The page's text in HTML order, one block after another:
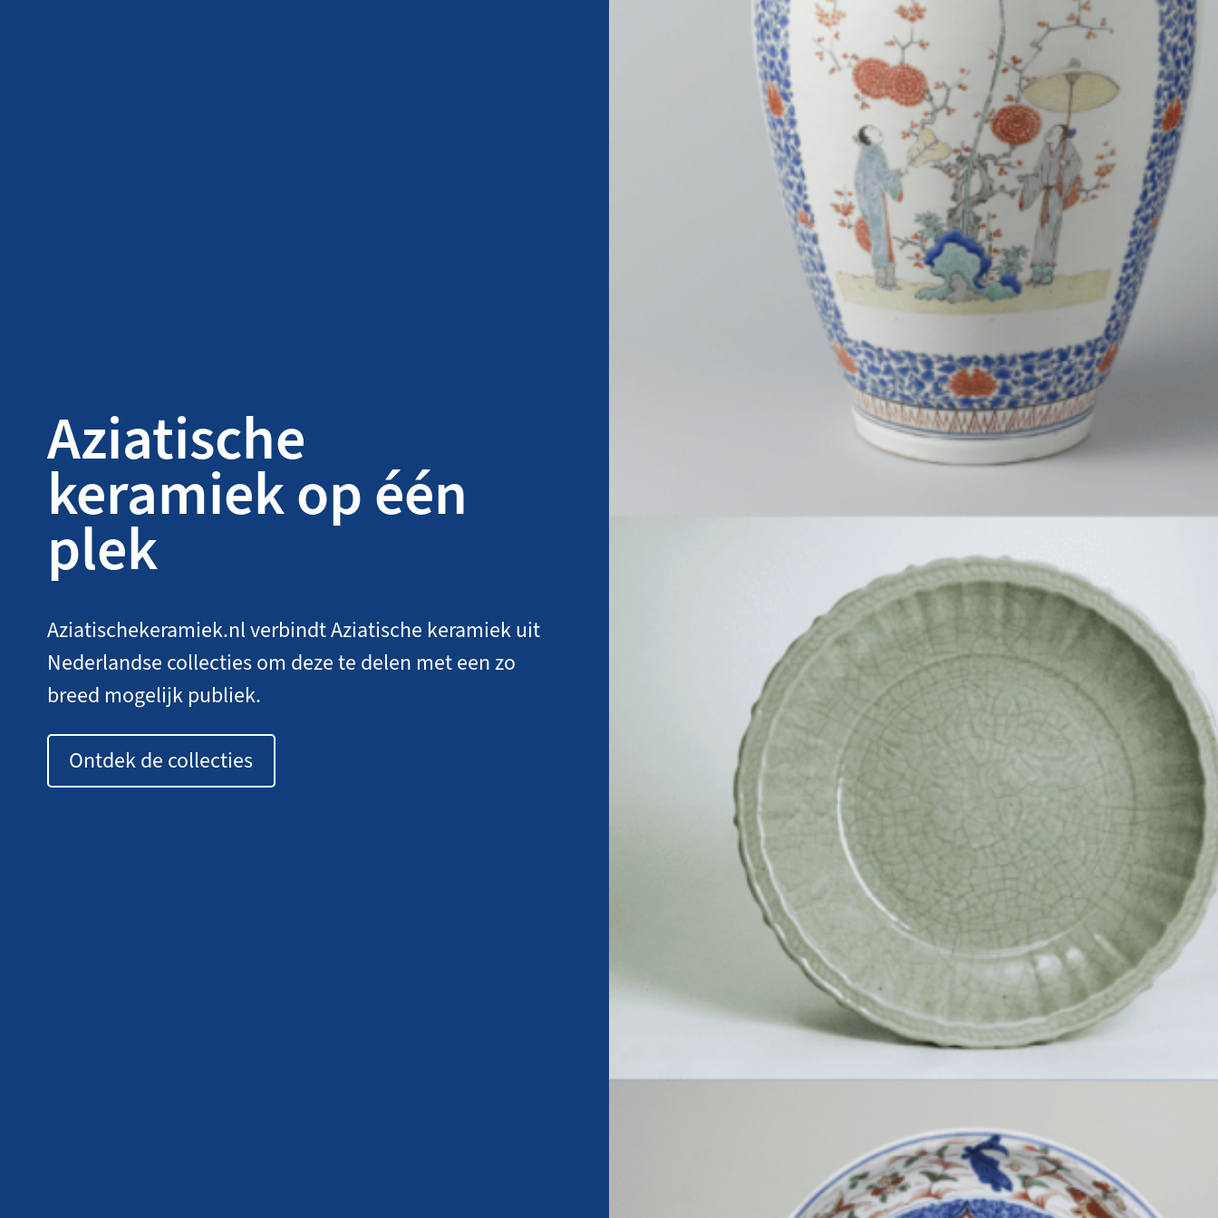
Aziatische
keramiek op één
plek
Aziatischekeramiek.nl verbindt Aziatische keramiek uit
Nederlandse collecties om deze te delen met een zo
breed mogelijk publiek.
Ontdek de collecties